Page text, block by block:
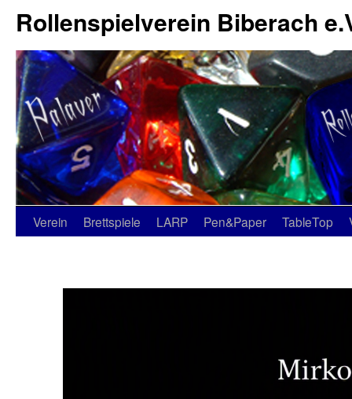
Rollenspielverein Biberach
Verein Brettspiele LARP Pen&Paper TableTop